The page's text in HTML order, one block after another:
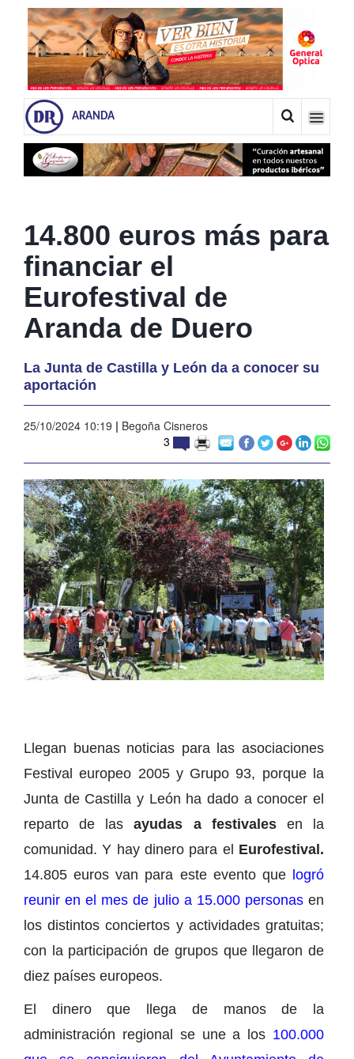
ARANDA
14.800 euros más para
financiar el
Eurofestival de
Aranda de Duero
La Junta de Castilla y León da a conocer su
aportación
25/10/2024 10:19 | Begoña Cisneros
3
Llegan buenas noticias para las asociaciones
Festival europeo 2005 y Grupo 93, porque la
Junta de Castilla y León ha dado a conocer el
reparto de lasayudas a festivales en la
comunidad. Y hay dinero para el Eurofestival.
14.805 euros van para este evento que logró
reunir en el mes de julio a 15.000 personasen
los distintos conciertos y actividades gratuitas;
con la participación de grupos que llegaron de
diez países europeos.
El dinero que llega de manos de la
administración regional se une a los 100.000